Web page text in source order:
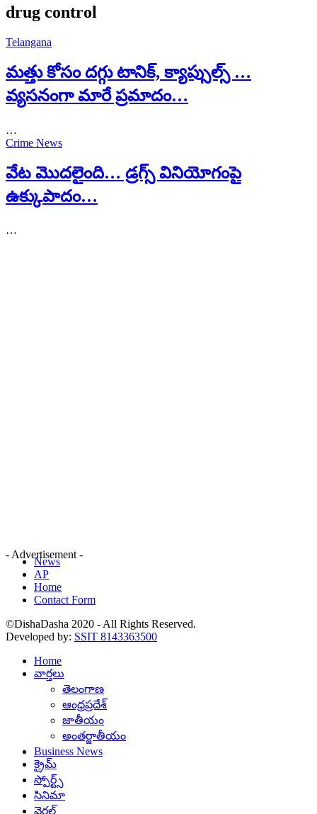
drug control
Telangana
మత్తు కోసం దగ్గు టానిక్, క్యాప్సుల్స్ …
వ్యసనంగా మారే ప్రమాదం…
…
Crime News
వేట మొదలైంది… డ్రగ్స్ వినియోగంపై
ఉక్కుపాదం…
…
- Advertisement -
News
AP
Home
Contact Form
©DishaDasha 2020 - All Rights Reserved.
Developed by: SSIT 8143363500
Home
వార్తలు
తెలంగాణ
ఆంధ్రప్రదేశ్
జాతీయం
అంతర్జాతీయం
Business News
క్రైమ్
స్పోర్ట్స్
సినిమా
వైరల్